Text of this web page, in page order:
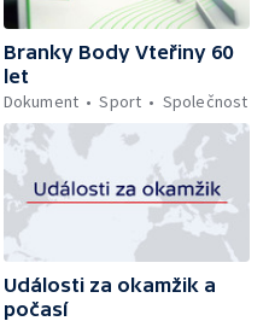
Branky Body Vteřiny 60
let
Dokument
Sport Společnost
Události za okamžik a
počasí